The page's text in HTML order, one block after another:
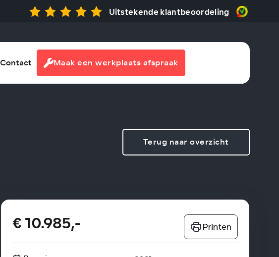
Uitstekende klantbeoordeling
Contact Maak een werkplaats afspraak
Terug naar overzicht
€ 10.985,- Printen